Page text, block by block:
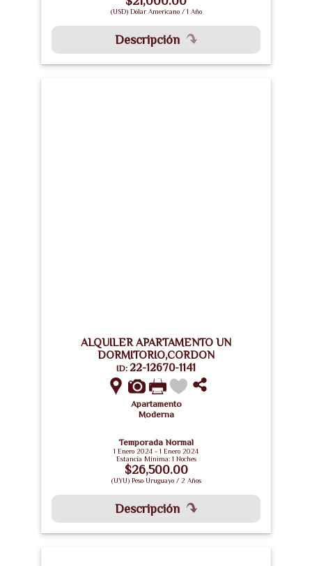
(USD) Dólar Americano / 1 Año
Descripción
ALQUILER APARTAMENTO UN
DORMITORIO,CORDON
ID: 22-12670-1141
Apartamento
Moderna
Temporada Normal
1 Enero 2024 - 1 Enero 2024
Estancia Mínima: 1 Noches
$26,500.00
(UYU) Peso Uruguayo / 2 Años
Descripción